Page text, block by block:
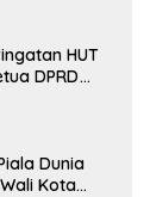
HUT
DPRD
Dunia
Kota